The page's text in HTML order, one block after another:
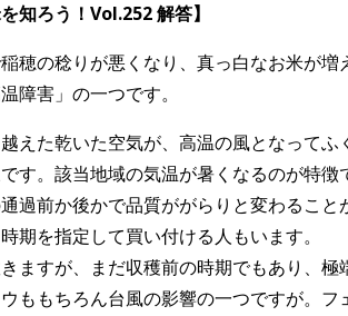
知ろう！Vol.252 解答】
穂の稔りが悪くなり、真っ白なお米が増
障害」の一つです。
えた乾いた空気が、高温の風となってふ
す。該当地域の気温が暑くなるのが特徴
過前か後かで品質ががらりと変わること
期を指定して買い付ける人もいます。
ますが、まだ収穫前の時期でもあり、極
ももちろん台風の影響の一つですが。フ